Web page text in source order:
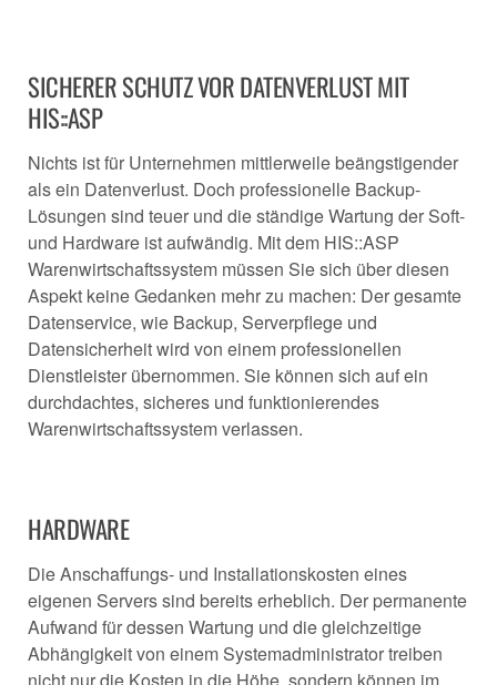
SICHERER SCHUTZ VOR DATENVERLUST MIT
HIS::ASP
Nichts ist für Unternehmen mittlerweile beängstigender
als ein Datenverlust. Doch professionelle Backup-
Lösungen sind teuer und die ständige Wartung der Soft-
und Hardware ist aufwändig. Mit dem HIS::ASP
Warenwirtschaftssystem müssen Sie sich über diesen
Aspekt keine Gedanken mehr zu machen: Der gesamte
Datenservice, wie Backup, Serverpflege und
Datensicherheit wird von einem professionellen
Dienstleister übernommen. Sie können sich auf ein
durchdachtes, sicheres und funktionierendes
Warenwirtschaftssystem verlassen.
HARDWARE
Die Anschaffungs- und Installationskosten eines
eigenen Servers sind bereits erheblich. Der permanente
Aufwand für dessen Wartung und die gleichzeitige
Abhängigkeit von einem Systemadministrator treiben